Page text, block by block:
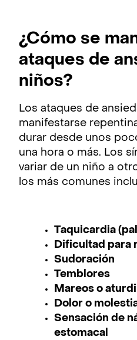
¿Cómo se
ataques de
niños?
Los ataques de
manifestarse
durar desde unos
una hora o más. Los
variar de un niño a
los más comunes
Taquicardia
Dificultad para
Sudoración
Temblores
Mareos o
Dolor o
Sensación de
estomacal